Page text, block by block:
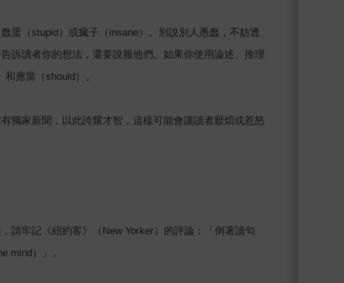
蛋（stupid）或瘋子（insane）。別說別人愚蠢，不妨透
訴讀者你的想法，還要說服他們。如果你使用論述、推理
應當（should）。
獨家新聞，以此誇耀才智，這樣可能會讓讀者厭煩或惹怒
請牢記《紐約客》（New Yorker）的評論：「倒著讀句
mind）」。